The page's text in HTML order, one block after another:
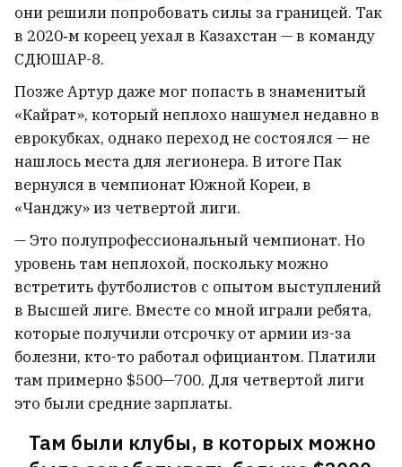
они решили попробовать силы за границей. Так
в 2020‑м кореец уехал в Казахстан — в команду
СДЮШАР-8.
Позже Артур даже мог попасть в знаменитый
«Кайрат», который неплохо нашумел недавно в
еврокубках, однако переход не состоялся — не
нашлось места для легионера. В итоге Пак
вернулся в чемпионат Южной Кореи, в
«Чанджу» из четвертой лиги.
— Это полупрофессиональный чемпионат. Но
уровень там неплохой, поскольку можно
встретить футболистов с опытом выступлений
в Высшей лиге. Вместе со мной играли ребята,
которые получили отсрочку от армии из-за
болезни, кто-то работал официантом. Платили
там примерно $500—700. Для четвертой лиги
это были средние зарплаты.
Там были клубы, в которых можно
США ищут потенциального
нового лидера для Кубы
подобного Делси Родригес
Испания вводит пограничный контроль
с Италией
3